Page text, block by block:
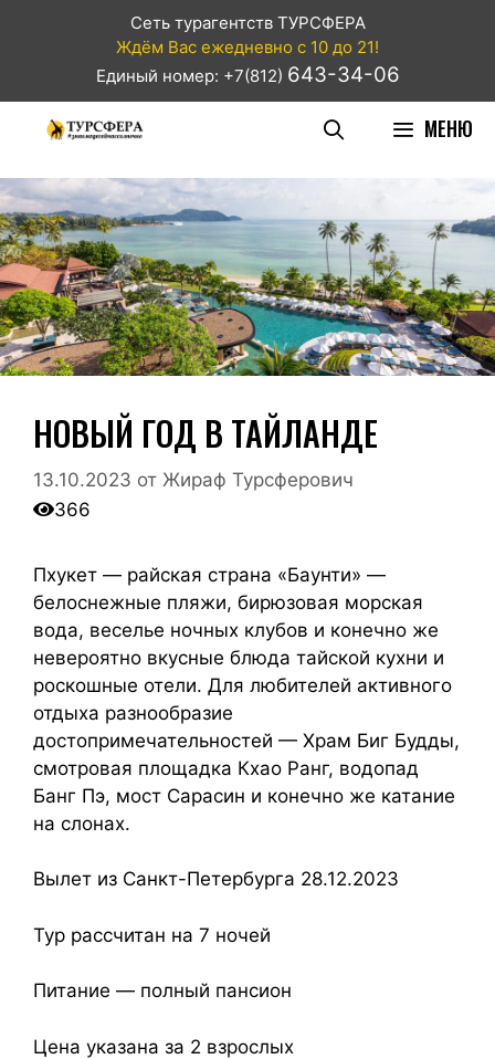
Сеть турагентств ТУРСФЕРА
Ждём Вас ежедневно с 10 до 21!
Единый номер: +7(812) 643-34-06
МЕНЮ
НОВЫЙ ГОД В ТАЙЛАНДЕ
13.10.2023 от Жираф Турсферович
366
Пхукет — райская страна «Баунти» —
белоснежные пляжи, бирюзовая морская
вода, веселье ночных клубов и конечно же
невероятно вкусные блюда тайской кухни и
роскошные отели. Для любителей активного
отдыха разнообразие
достопримечательностей — Храм Биг Будды,
смотровая площадка Кхао Ранг, водопад
Банг Пэ, мост Сарасин и конечно же катание
на слонах.
Вылет из Санкт-Петербурга 28.12.2023
Тур рассчитан на 7 ночей
Питание — полный пансион
Цена указана за 2 взрослых